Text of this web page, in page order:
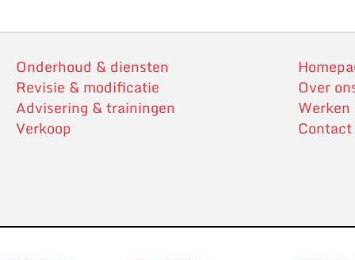
Onderhoud & diensten
Revisie & modificatie
Advisering & trainingen
Verkoop
Over